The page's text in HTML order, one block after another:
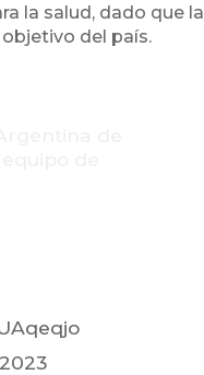
la salud, dado que la
del país.